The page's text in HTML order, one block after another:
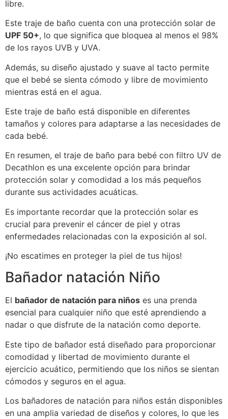
libre.
Este traje de baño cuenta con una protección solar de
UPF 50+, lo que significa que bloquea al menos el 98%
de los rayos UVB y UVA.
Además, su diseño ajustado y suave al tacto permite
que el bebé se sienta cómodo y libre de movimiento
mientras está en el agua.
Este traje de baño está disponible en diferentes
tamaños y colores para adaptarse a las necesidades de
cada bebé.
En resumen, el traje de baño para bebé con filtro UV de
Decathlon es una excelente opción para brindar
protección solar y comodidad a los más pequeños
durante sus actividades acuáticas.
Es importante recordar que la protección solar es
crucial para prevenir el cáncer de piel y otras
enfermedades relacionadas con la exposición al sol.
¡No escatimes en proteger la piel de tus hijos!
Bañador natación Niño
El bañador de natación para niños es una prenda
esencial para cualquier niño que esté aprendiendo a
nadar o que disfrute de la natación como deporte.
Este tipo de bañador está diseñado para proporcionar
comodidad y libertad de movimiento durante el
ejercicio acuático, permitiendo que los niños se sientan
cómodos y seguros en el agua.
Los bañadores de natación para niños están disponibles
en una amplia variedad de diseños y colores, lo que les